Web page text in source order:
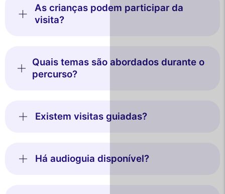
As crianças podem participar da
visita?
Quais temas são abordados durante o
percurso?
Existem visitas guiadas?
Há audioguia disponível?